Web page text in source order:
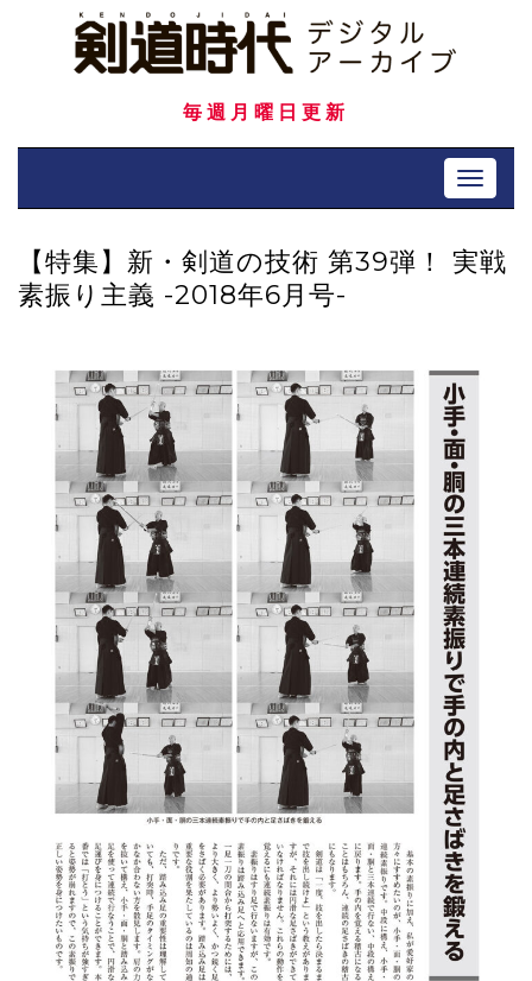
毎週月曜日更新
Toggle
【特集】新・剣道の技術 第39弾！ 実戦
素振り主義 -2018年6月号-